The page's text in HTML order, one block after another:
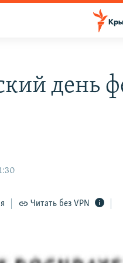
день
Читать без VPN